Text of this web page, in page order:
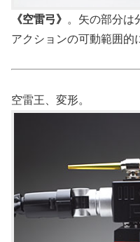
《空雷弓》 。矢の部分は
アクションの可動範囲的
空雷王、変形。